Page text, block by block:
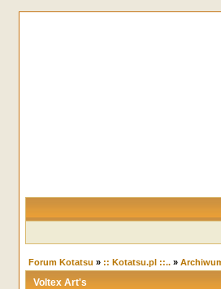
Forum Kotatsu » :: Kotatsu.pl ::..»
Voltex Art's